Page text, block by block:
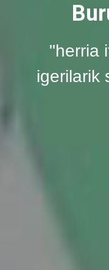
"herria
igerilarik